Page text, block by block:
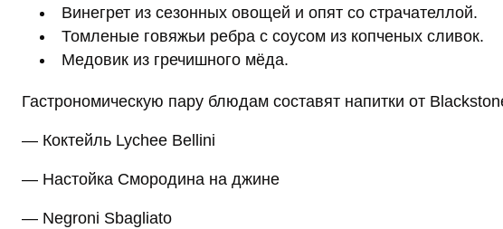
Винегрет из сезонных овощей и опят со страчателлой.
Томленые говяжьи ребра с соусом из копченых сливок.
Медовик из гречишного мёда.
Гастрономическую пару блюдам составят напитки от
— Коктейль Lychee Bellini
— Настойка Смородина на джине
— Negroni Sbagliato